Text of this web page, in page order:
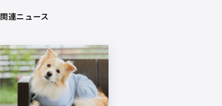
関連ニュース